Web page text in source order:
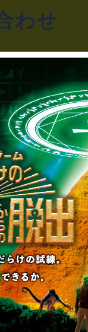
わせ
客様
ット
人の方
ム制作
るお